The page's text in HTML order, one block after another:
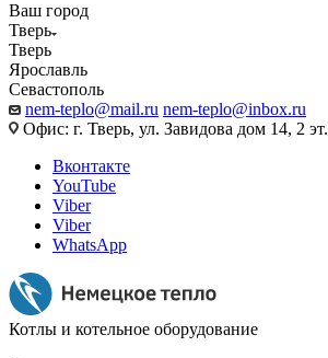
Ваш город
Тверь
Тверь
Ярославль
Севастополь
nem-teplo@mail.ru nem-teplo@inbox.ru
Офис: г. Тверь, ул. Завидова дом 14, 2 эт.
Вконтакте
YouTube
Viber
Viber
WhatsApp
Котлы и котельное оборудование